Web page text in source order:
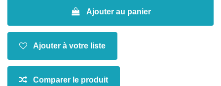
Ajouter au panier